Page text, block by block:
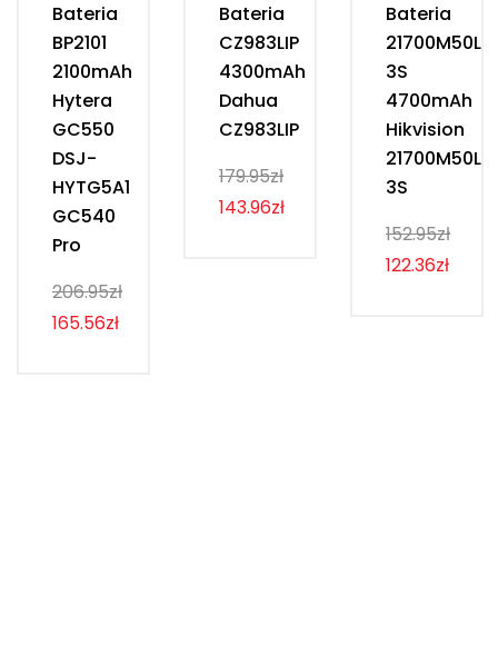
Bateria
BP2101
2100mAh
Hytera
GC550
DSJ-
HYTG5A1
GC540
Pro
206.95zł
165.56zł
Bateria
CZ983LIP
4300mAh
Dahua
CZ983LIP
179.95zł
143.96zł
Bateria
3S
4700mAh
Hikvision
3S
152.95zł
122.36zł